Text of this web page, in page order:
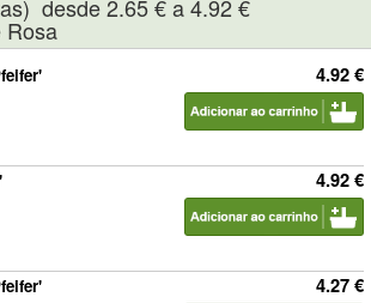
desde 2.65 € a 4.92 €
Rosa
4.92 €
4.92 €
4.27 €